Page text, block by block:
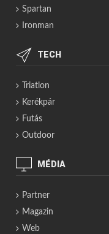
Spartan
Ironman
TECH
Triatlon
Kerékpár
Futás
Outdoor
MÉDIA
Partner
Magazin
Web